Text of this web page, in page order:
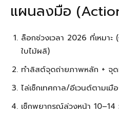
แผนลงมือ
ล็อกช่วงเวลา 2026 ที่เหมา
ใบไม้ผลิ)
ทำลิสต์จุดถ่ายภาพหลัก + จุ
ไล่เช็กเทศกาล/อีเวนต์ตามเมื
เช็กพยากรณ์ล่วงหน้า